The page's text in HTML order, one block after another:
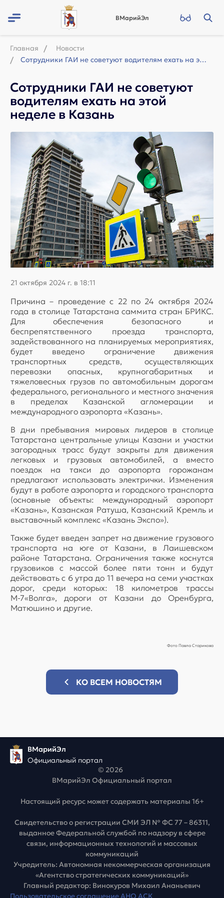
ВМарийЭл
Главная
Новости
Сотрудники ГАИ не советуют водителям ехать на этой неделе в Казань
Сотрудники ГАИ не советуют
водителям ехать на этой
неделе в Казань
21 октября 2024 г. в 18:11
Причина – проведение с 22 по 24 октября 2024
года в столице Татарстана саммита стран БРИКС.
Для обеспечения безопасного и
беспрепятственного проезда транспорта,
задействованного на планируемых мероприятиях,
будет введено ограничение движения
транспортных средств, осуществляющих
перевозки опасных, крупногабаритных и
тяжеловесных грузов по автомобильным дорогам
федерального, регионального и местного значения
в пределах Казанской агломерации и
международного аэропорта «Казань».
В дни пребывания мировых лидеров в столице
Татарстана центральные улицы Казани и участки
загородных трасс будут закрыты для движения
легковых и грузовых автомобилей, а вместо
поездок на такси до аэропорта горожанам
предлагают использовать электрички. Изменения
будут в работе аэропорта и городского транспорта
(основные объекты: международный аэропорт
«Казань», Казанская Ратуша, Казанский Кремль и
выставочный комплекс «Казань Экспо»).
Также будет введен запрет на движение грузового
транспорта на юге от Казани, в Лаишевском
районе Татарстана. Ограничения также коснутся
грузовиков с массой более пяти тонн и будут
действовать с 6 утра до 11 вечера на семи участках
дорог, среди которых: 18 километров трассы
М-7«Волга», дороги от Казани до Оренбурга,
Матюшино и другие.
Фото Павла Старикова
КО ВСЕМ НОВОСТЯМ
ВМарийЭл
Официальный портал
© 2026
ВМарийЭл Официальный портал
Настоящий ресурс может содержать материалы 16+
Свидетельство о регистрации СМИ ЭЛ № ФС 77 – 86311,
выданное Федеральной службой по надзору в сфере
связи, информационных технологий и массовых
коммуникаций
Учредитель: Автономная некоммерческая организация
«Агентство стратегических коммуникаций»
Главный редактор: Винокуров Михаил Ананьевич
Пользовательское соглашение АНО АСК